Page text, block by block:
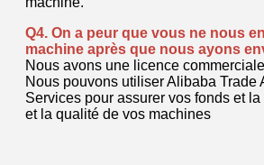
Q4. On a peur que vous ne nous
machine après que nous ayons
Nous avons une licence
Nous pouvons utiliser Alibaba Trade
Services pour assurer vos fonds et
et la qualité de vos machines